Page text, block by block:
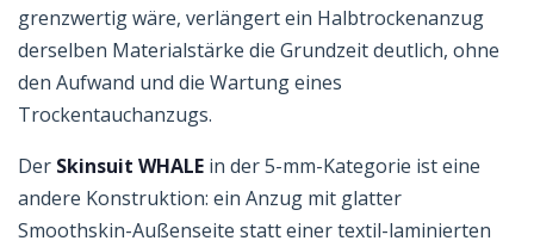
grenzwertig wäre, verlängert ein Halbtrockenanzug
derselben Materialstärke die Grundzeit deutlich, ohne
den Aufwand und die Wartung eines
Trockentauchanzugs.
Der Skinsuit WHALE in der 5-mm-Kategorie ist eine
andere Konstruktion: ein Anzug mit glatter
Smoothskin-Außenseite statt einer textil-laminierten